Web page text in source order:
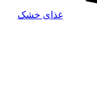
غذای خشک